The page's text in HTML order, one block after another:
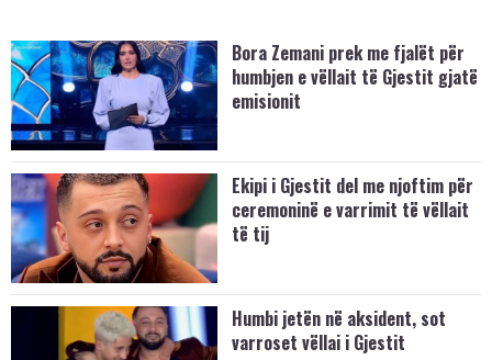
Bora Zemani prek me fjalët për
humbjen e vëllait të Gjestit gjatë
emisionit
Ekipi i Gjestit del me njoftim për
ceremoninë e varrimit të vëllait
të tij
Humbi jetën në aksident, sot
varroset vëllai i Gjestit